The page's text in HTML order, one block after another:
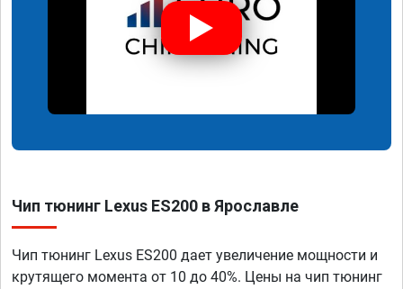
Чип тюнинг Lexus ES200 в Ярославле
Чип тюнинг Lexus ES200 дает увеличение мощности и
крутящего момента от 10 до 40%. Цены на чип тюнинг